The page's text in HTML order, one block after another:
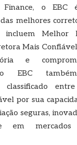
o EBC
melhores
Melhor
Mais
e
o EBC
classificado
por sua
seguras,
mercados